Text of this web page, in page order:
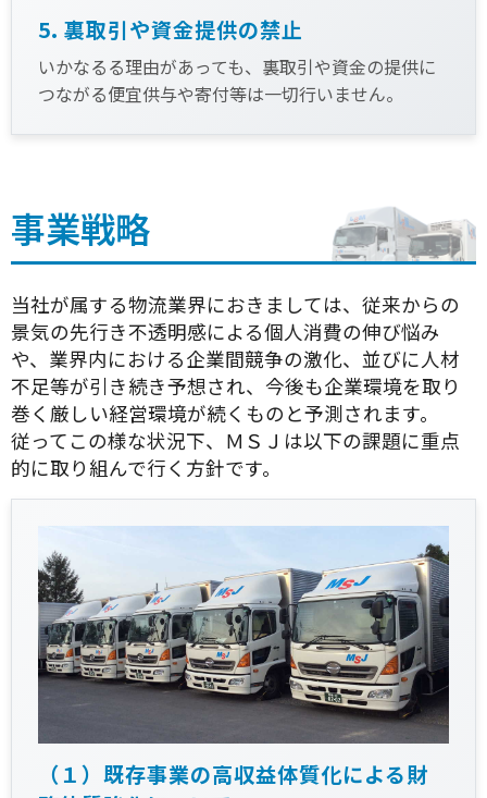
5. 裏取引や資金提供の禁止
いかなるる理由があっても、裏取引や資金の提供に
つながる便宜供与や寄付等は一切行いません。
事業戦略
当社が属する物流業界におきましては、従来からの
景気の先行き不透明感による個人消費の伸び悩み
や、業界内における企業間競争の激化、並びに人材
不足等が引き続き予想され、今後も企業環境を取り
巻く厳しい経営環境が続くものと予測されます。
従ってこの様な状況下、ＭＳＪは以下の課題に重点
的に取り組んで行く方針です。
（１）既存事業の高収益体質化による財